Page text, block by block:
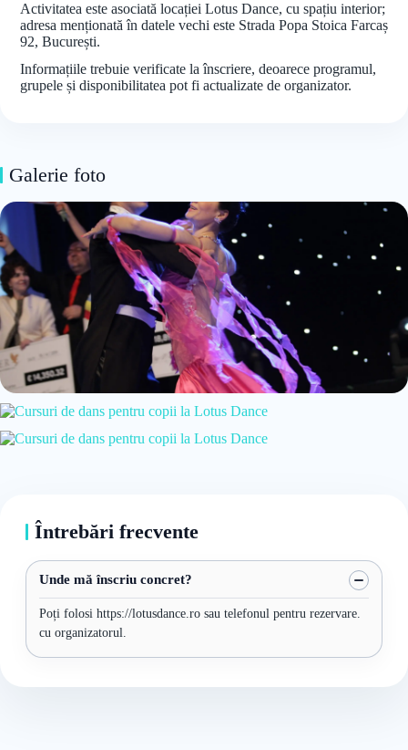
Activitatea este asociată locației Lotus Dance, cu spațiu interior;
adresa menționată în datele vechi este Strada Popa Stoica Farcaș
92, București.
Informațiile trebuie verificate la înscriere, deoarece programul,
grupele și disponibilitatea pot fi actualizate de organizator.
Galerie foto
Întrebări frecvente
Unde mă înscriu concret?
Poți folosi https://lotusdance.ro sau telefonul pentru rezervare.
cu organizatorul.